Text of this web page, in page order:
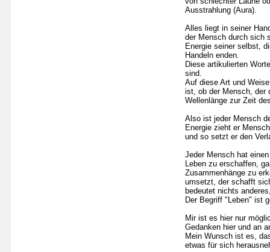
Ausstrahlung (Aura).
Alles liegt in seiner
der Mensch durch sich
Energie seiner selbst,
Handeln enden.
Diese artikulierten
sind.
Auf diese Art und
ist, ob der Mensch, der
Wellenlänge zur Zeit
Also ist jeder Mensch
Energie zieht er
und so setzt er den
Jeder Mensch hat
Leben zu erschaffen,
Zusammenhänge zu
umsetzt, der schafft
bedeutet nichts
Der Begriff "Leben" ist
Mir ist es hier nur
Gedanken hier und an
Mein Wunsch ist es,
etwas für sich